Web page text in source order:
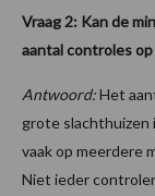
Vraag 2: Kan de
aantal controles
Antwoord:Het
grote slachthuizen
vaak op meerdere
Niet ieder